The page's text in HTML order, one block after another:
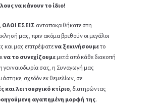
να κάνουν το ίδιο!
ΟΛΟΙ ΕΣΕΙΣ ανταποκριθήκατε στη
μας, πριν ακόμα βρεθούν οι μεγάλοι
και μας επιτρέψατενα ξεκινήσουμετο
να το συνεχίζουμε μετά από κάθε διακοπή
γενναιοδωρία σας, η Συναγωγή μας
σχεδόν εκ θεμελίων, σε
και λειτουργικό κτίριο, διατηρώντας
αγαπημένη μορφή της.